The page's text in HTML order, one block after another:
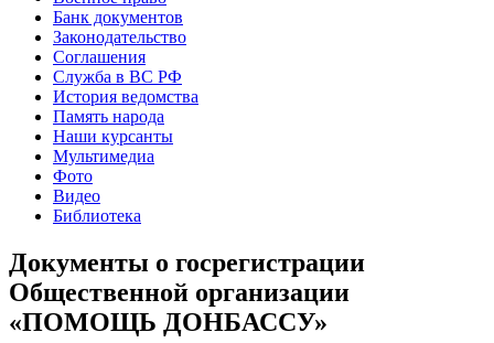
Банк документов
Законодательство
Соглашения
Служба в ВС РФ
История ведомства
Память народа
Наши курсанты
Мультимедиа
Фото
Видео
Библиотека
Документы о госрегистрации
Общественной организации
«ПОМОЩЬ ДОНБАССУ»